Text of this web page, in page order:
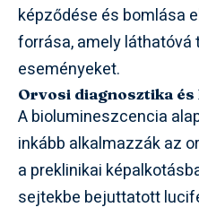
képződése és bomlása
forrása, amely láthatóvá
eseményeket.
Orvosi diagnosztika és
A biolumineszcencia
inkább alkalmazzák az
a preklinikai
sejtekbe bejuttatott